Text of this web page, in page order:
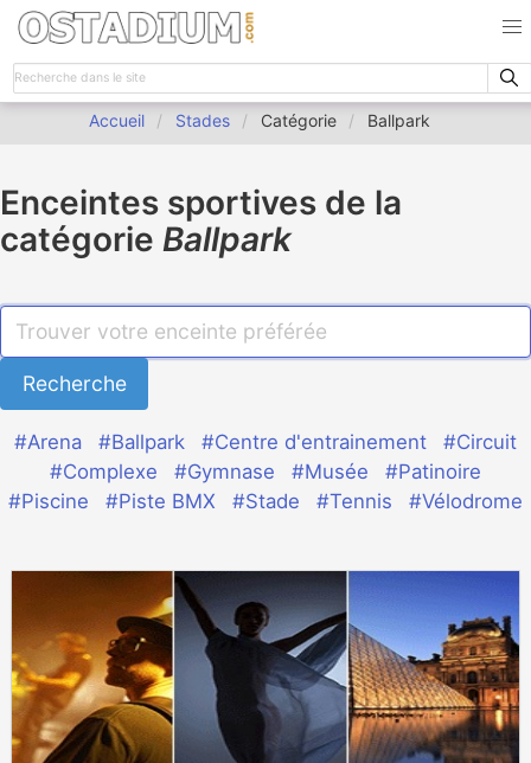
Accueil Stades Catégorie Ballpark
Enceintes sportives de la
catégorie Ballpark
#Arena #Ballpark #Centre d'entrainement
#Circuit
#Complexe
#Gymnase #Musée
#Patinoire
#Piscine
#Piste BMX #Stade #Tennis #Vélodrome